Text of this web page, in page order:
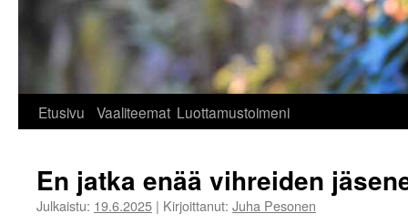
Etusivu Vaaliteemat Luottamustoimeni
En jatka enää vihreiden
Julkaistu: 19.6.2025 | Kirjoittanut: Juha Pesonen